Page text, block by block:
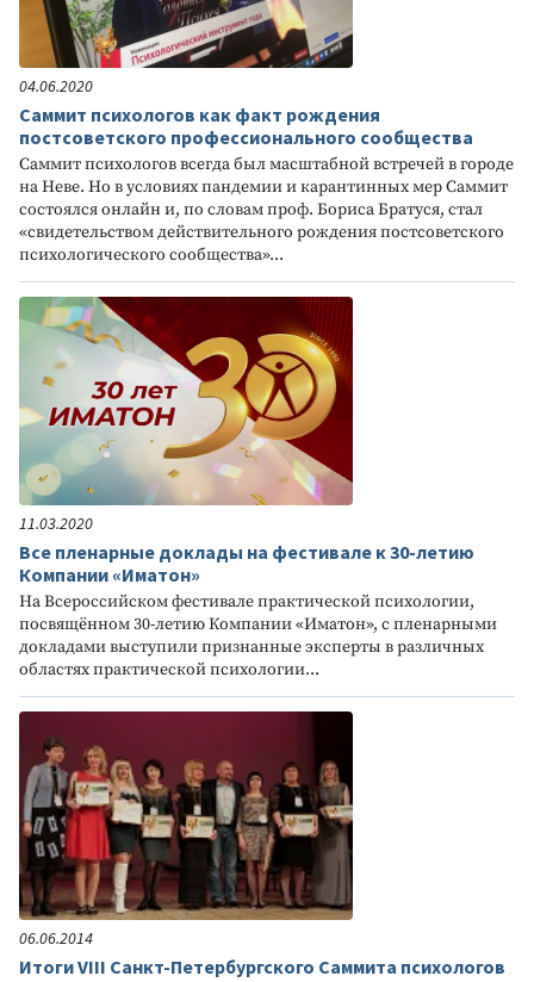
04.06.2020
Саммит психологов как факт рождения
постсоветского профессионального сообщества
Саммит психологов всегда был масштабной встречей в городе
на Неве. Но в условиях пандемии и карантинных мер Саммит
состоялся онлайн и, по словам проф. Бориса Братуся, стал
«свидетельством действительного рождения постсоветского
психологического сообщества»...
11.03.2020
Все пленарные доклады на фестивале к 30-летию
Компании «Иматон»
На Всероссийском фестивале практической психологии,
посвящённом 30-летию Компании «Иматон», с пленарными
докладами выступили признанные эксперты в различных
областях практической психологии...
06.06.2014
Итоги VIII Санкт-Петербургского Саммита психологов